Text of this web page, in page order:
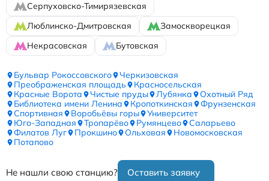
Серпуховско-Тимирязевская
Люблинско-Дмитровская
Замоскворецкая
Некрасовская
Бутовская
Бульвар Рокоссовского
Черкизовская
Преображенская площадь
Красносельская
Красные Ворота
Чистые пруды Лубянка
Охотный Ряд
Библиотека имени Ленина
Кропоткинская
Фрунзенская
Спортивная
Воробьёвы горы
Университет
Юго-Западная
Тропарёво Румянцево
Саларьево
Филатов Луг
Прокшино Ольховая
Новомосковская
Потапово
Не нашли свою станцию? Оставить заявку